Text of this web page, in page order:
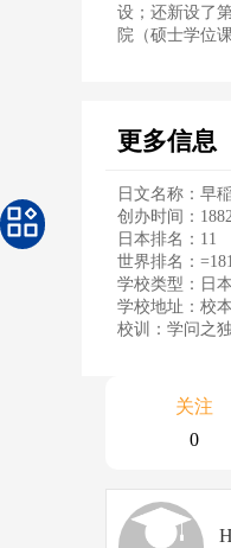
设；还新设了
更多信息
日文名称：早
创办时间：1882
日本排名：11
世界排名：=181
学校类型：日
学校地址：校
校训：学问之
关注
0